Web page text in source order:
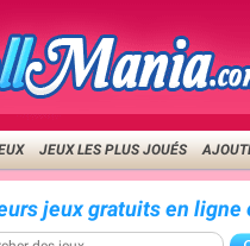
JEUX LES PLUS JOUÉS
jeux gratuits en ligne